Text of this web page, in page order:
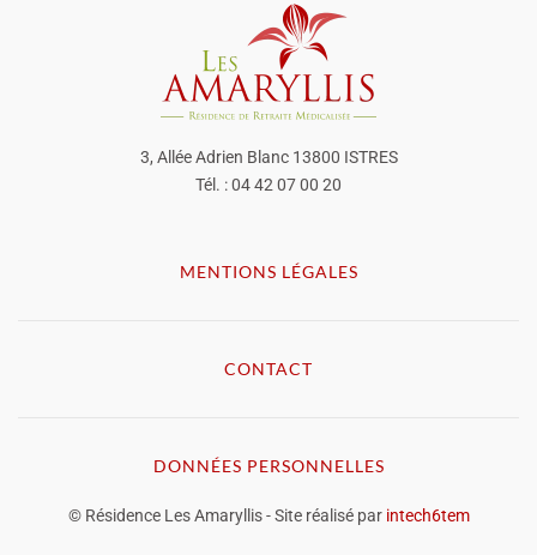
3, Allée Adrien Blanc 13800 ISTRES
Tél. : 04 42 07 00 20
MENTIONS LÉGALES
CONTACT
DONNÉES PERSONNELLES
© Résidence Les Amaryllis - Site réalisé par intech6tem